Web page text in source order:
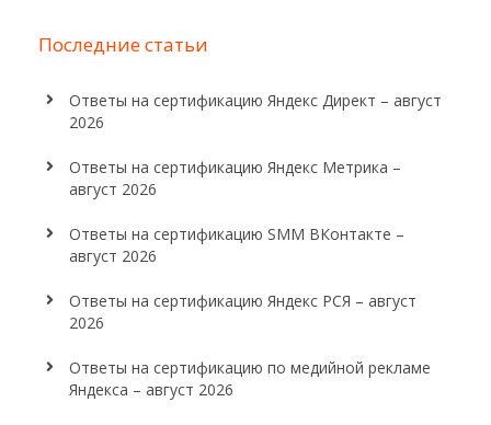
Последние статьи
Ответы на сертификацию Яндекс Директ – август
2026
Ответы на сертификацию Яндекс Метрика –
август 2026
Ответы на сертификацию SMM ВКонтакте –
август 2026
Ответы на сертификацию Яндекс РСЯ – август
2026
Ответы на сертификацию по медийной рекламе
Яндекса – август 2026